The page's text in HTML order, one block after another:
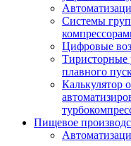
Системы
Цифровые
Тиристорные
плавного
Калькулятор
Пищевое